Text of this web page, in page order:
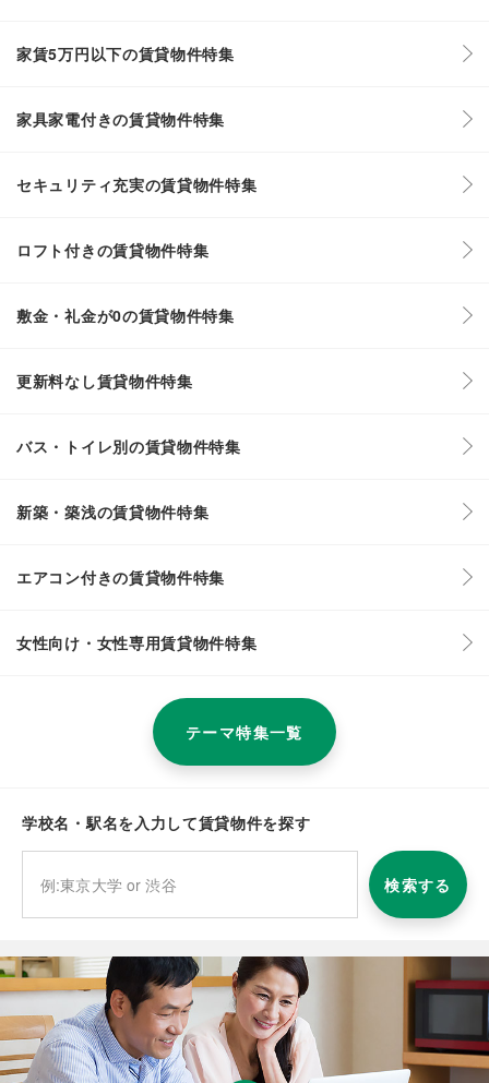
家賃5万円以下の賃貸物件特集
家具家電付きの賃貸物件特集
セキュリティ充実の賃貸物件特集
ロフト付きの賃貸物件特集
敷金・礼金が0の賃貸物件特集
更新料なし賃貸物件特集
バス・トイレ別の賃貸物件特集
新築・築浅の賃貸物件特集
エアコン付きの賃貸物件特集
女性向け・女性専用賃貸物件特集
テーマ特集一覧
学校名・駅名を入力して賃貸物件を探す
検索する